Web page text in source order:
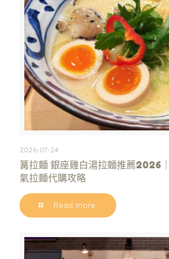
2026-07-24
篝拉麵 銀座雞白湯拉麵推薦2026
氣拉麵代購攻略
Read more